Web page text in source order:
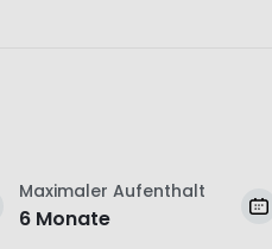
Maximaler Aufenthalt
6 Monate